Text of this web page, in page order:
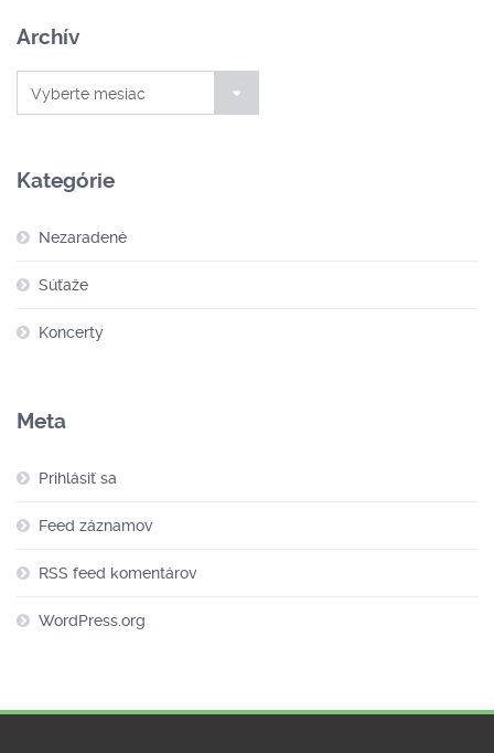
Archív
Vyberte mesiac
Kategórie
Nezaradené
Súťaže
Koncerty
Meta
Prihlásiť sa
Feed záznamov
RSS feed komentárov
WordPress.org